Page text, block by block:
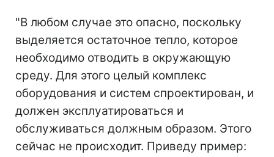
"В любом случае это опасно, поскольку
выделяется остаточное тепло, которое
необходимо отводить в окружающую
среду. Для этого целый комплекс
оборудования и систем спроектирован, и
должен эксплуатироваться и
обслуживаться должным образом. Этого
сейчас не происходит. Приведу пример: